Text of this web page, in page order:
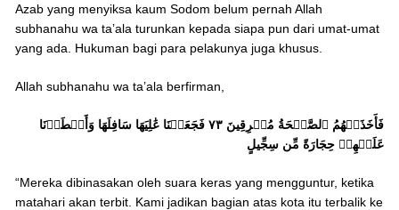
Azab yang menyiksa kaum Sodom belum pernah Allah
subhanahu wa ta’ala turunkan kepada siapa pun dari umat-umat
yang ada. Hukuman bagi para pelakunya juga khusus.
Allah subhanahu wa ta’ala berfirman,
فَأَخَذَتۡهُمُ ٱلصَّيۡحَةُ مُشۡرِقِينَ ٧٣ فَجَعَلۡنَا عَٰلِيَهَا سَافِلَهَا وَأَمۡطَرۡنَا
عَلَيۡهِمۡ حِجَارَةً مِّن سِجِّيلٍ
“Mereka dibinasakan oleh suara keras yang mengguntur, ketika
matahari akan terbit. Kami jadikan bagian atas kota itu terbalik ke